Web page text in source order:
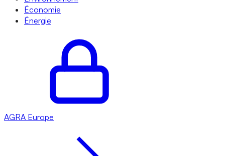
Économie
Énergie
AGRA Europe